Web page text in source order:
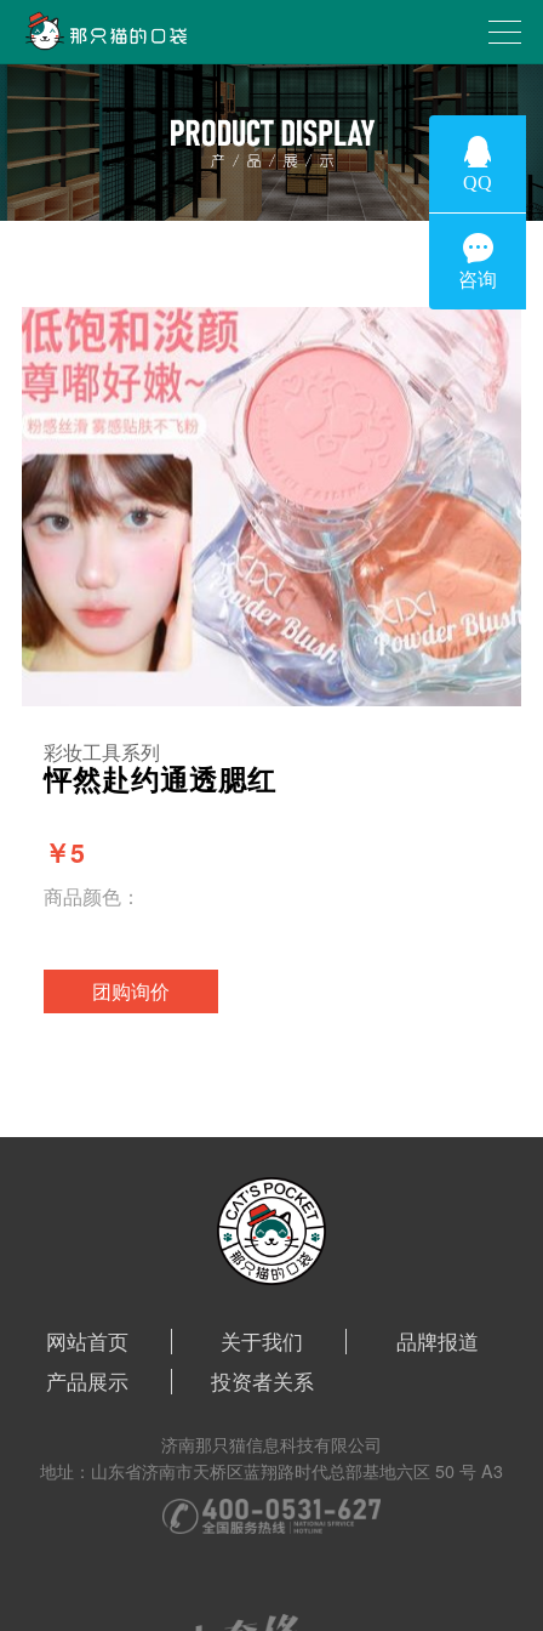
彩妆工具系列
怦然赴约通透腮红
￥5
商品颜色：
团购询价
网站首页 关于我们
品牌报道
产品展示
投资者关系
济南那只猫信息科技有限公司
地址：山东省济南市天桥区蓝翔路时代总部基地六区 50 号 A3